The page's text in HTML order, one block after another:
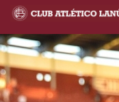
contenido